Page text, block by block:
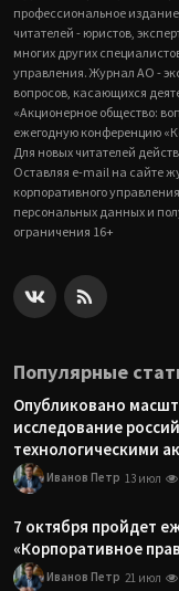
профессиональное
читателей - юристов,
многих других
управления. Журнал АО -
вопросов, касающихся
«Акционерное общество:
ежегодную конференцию
Для новых читателей
Оставляя e-mail на сайте
корпоративного
персональных данных и
ограничения 16+
Популярные
Опубликовано
исследование
технологическими
Иванов Петр 13 июл
7 октября пройдет
«Корпоративное
Иванов Петр 21 июл